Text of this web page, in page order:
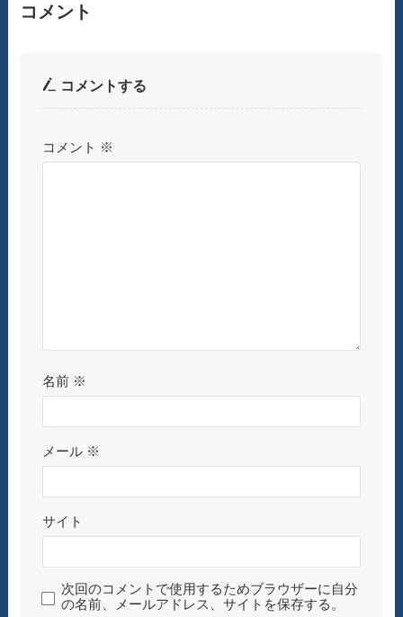
コメント
コメントする
コメント ※
名前 ※
メール ※
サイト
次回のコメントで使用するためブラウザーに自分
の名前、メールアドレス、サイトを保存する。